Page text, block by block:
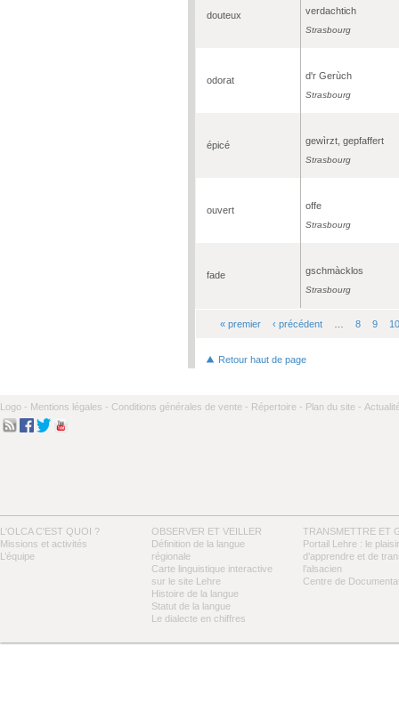
douteux verdachtich
Strasbourg
odorat d'r Gerùch
Strasbourg
épicé gewìrzt, gepfaffert
Strasbourg
ouvert offe
Strasbourg
fade gschmàcklos
Strasbourg
Pages« premier ‹ précédent 8 9 10
Retour haut de page
Logo - Mentions légales - Conditions générales de vente - Répertoire - Plan du site -
L'OLCA C'EST QUOI ?
Missions et activités
L’équipe
OBSERVER ET VEILLER
Définition de la langue
régionale
Carte linguistique interactive
sur le site Lehre
Histoire de la langue
Statut de la langue
Le dialecte en chiffres
TRANSMETTRE ET
Portail Lehre : le plaisir
d’apprendre et de
l’alsacien
Centre de